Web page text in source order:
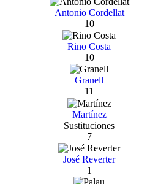
Antonio Cordellat
10
Rino Costa
10
Granell
11
Martínez
Sustituciones
7
José Reverter
1